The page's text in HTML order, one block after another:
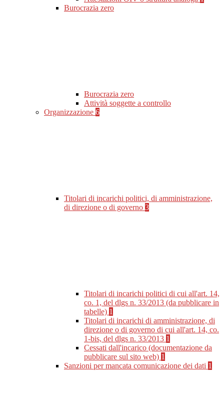
Burocrazia zero
Burocrazia zero
Attività soggette a controllo
Organizzazione 6
Titolari di incarichi politici, di amministrazione,
di direzione o di governo 3
Titolari di incarichi politici di cui all'art. 14,
co. 1, del dlgs n. 33/2013 (da pubblicare in
tabelle) 1
Titolari di incarichi di amministrazione, di
direzione o di governo di cui all'art. 14, co.
1-bis, del dlgs n. 33/2013 1
Cessati dall'incarico (documentazione da
pubblicare sul sito web) 1
Sanzioni per mancata comunicazione dei dati 1